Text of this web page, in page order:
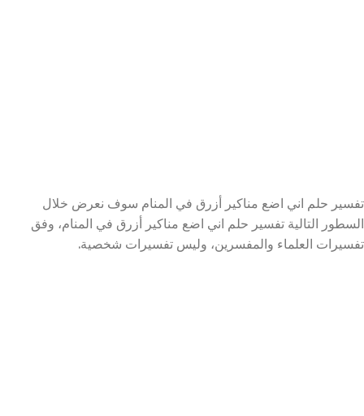
تفسير حلم اني اضع مناكير أزرق في المنام سوف نعرض خلال
السطور التالية تفسير حلم اني اضع مناكير أزرق في المنام، وفق
تفسيرات العلماء والمفسرين، وليس تفسيرات شخصية.